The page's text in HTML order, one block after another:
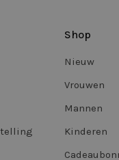
Shop
Nieuw
Vrouwen
Mannen
Kinderen